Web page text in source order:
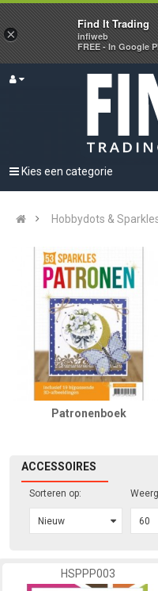
Kies een categorie
Hobbydots &
Patronenboek
ACCESSOIRES
Sorteren op:
HSPPP003
×
Find It Trading
infiweb
FREE - In Google